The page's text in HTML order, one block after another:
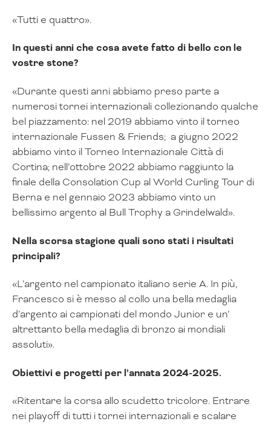
«Tutti e quattro».
In questi anni che cosa avete fatto di bello con le
vostre stone?
«Durante questi anni abbiamo preso parte a
numerosi tornei internazionali collezionando qualche
bel piazzamento: nel 2019 abbiamo vinto il torneo
internazionale Fussen & Friends; a giugno 2022
abbiamo vinto il Torneo Internazionale Città di
Cortina; nell’ottobre 2022 abbiamo raggiunto la
finale della Consolation Cup al World Curling Tour di
Berna e nel gennaio 2023 abbiamo vinto un
bellissimo argento al Bull Trophy a Grindelwald».
Nella scorsa stagione quali sono stati i risultati
principali?
«L’argento nel campionato italiano serie A. In più,
Francesco si è messo al collo una bella medaglia
d’argento ai campionati del mondo Junior e un’
altrettanto bella medaglia di bronzo ai mondiali
assoluti».
Obiettivi e progetti per l’annata 2024-2025.
«Ritentare la corsa allo scudetto tricolore. Entrare
nei playoff di tutti i tornei internazionali e scalare